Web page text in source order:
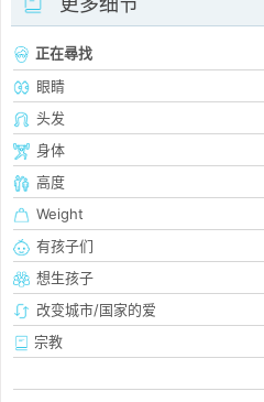
正在尋找
眼睛
头发
身体
高度
Weight
有孩子们
想生孩子
改变城市/国家的爱
宗教